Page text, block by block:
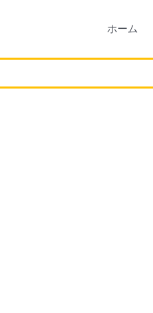
ホーム